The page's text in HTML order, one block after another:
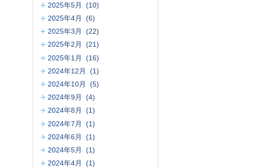
2025年5月 (10)
2025年4月 (6)
2025年3月 (22)
2025年2月 (21)
2025年1月 (16)
2024年12月 (1)
2024年10月 (5)
2024年9月 (4)
2024年8月 (1)
2024年7月 (1)
2024年6月 (1)
2024年5月 (1)
2024年4月 (1)